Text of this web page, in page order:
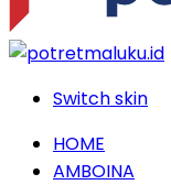
Switch skin
HOME
AMBOINA